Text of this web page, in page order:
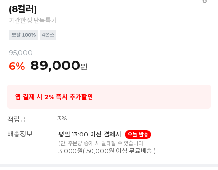
(8컬러)
기간한정 단독특가
95,000
6% 89,000원
앱 결제 시 2% 즉시 추가할인
적립금 3%
배송정보 평일 13:00 이전 결제시
오늘 발송
(단, 주문량 증가 시 달라질 수 있습니다.)
3,000원( 50,000원 이상 무료배송 )